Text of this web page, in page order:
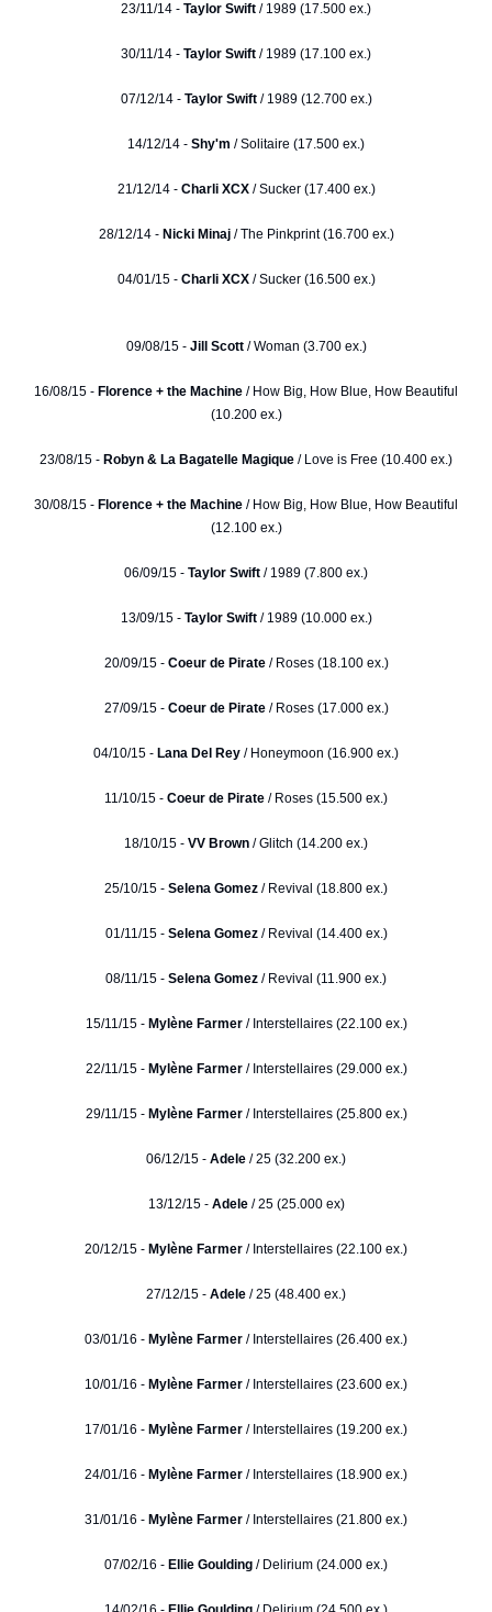
23/11/14 - Taylor Swift / 1989 (17.500 ex.)
30/11/14 - Taylor Swift / 1989 (17.100 ex.)
07/12/14 - Taylor Swift/ 1989 (12.700 ex.)
14/12/14 - Shy'm / Solitaire (17.500 ex.)
21/12/14 - Charli XCX/ Sucker (17.400 ex.)
28/12/14 -Nicki Minaj/ The Pinkprint (16.700 ex.)
04/01/15 - Charli XCX/ Sucker (16.500 ex.)
09/08/15 - Jill Scott / Woman (3.700 ex.)
16/08/15 - Florence + the Machine / How Big, How Blue, How Beautiful
(10.200 ex.)
23/08/15 - Robyn & La Bagatelle Magique / Love is Free (10.400 ex.)
30/08/15 - Florence + the Machine / How Big, How Blue, How Beautiful
(12.100 ex.)
06/09/15 - Taylor Swift / 1989 (7.800 ex.)
13/09/15 - Taylor Swift / 1989 (10.000 ex.)
20/09/15 - Coeur de Pirate/ Roses (18.100 ex.)
27/09/15 - Coeur de Pirate/ Roses (17.000 ex.)
04/10/15 - Lana Del Rey / Honeymoon (16.900 ex.)
11/10/15 - Coeur de Pirate / Roses (15.500 ex.)
18/10/15 - VV Brown / Glitch (14.200 ex.)
25/10/15 - Selena Gomez / Revival (18.800 ex.)
01/11/15 - Selena Gomez/ Revival (14.400 ex.)
08/11/15 - Selena Gomez / Revival (11.900 ex.)
15/11/15 - Mylène Farmer/ Interstellaires (22.100 ex.)
22/11/15 - Mylène Farmer/ Interstellaires (29.000 ex.)
29/11/15 - Mylène Farmer/ Interstellaires (25.800 ex.)
06/12/15 - Adele / 25 (32.200 ex.)
13/12/15 - Adele / 25 (25.000 ex)
20/12/15 - Mylène Farmer / Interstellaires (22.100 ex.)
27/12/15 - Adele / 25 (48.400 ex.)
03/01/16 - Mylène Farmer / Interstellaires (26.400 ex.)
10/01/16 - Mylène Farmer / Interstellaires (23.600 ex.)
17/01/16 - Mylène Farmer / Interstellaires (19.200 ex.)
24/01/16 - Mylène Farmer / Interstellaires (18.900 ex.)
31/01/16 - Mylène Farmer / Interstellaires (21.800 ex.)
07/02/16 - Ellie Goulding / Delirium (24.000 ex.)